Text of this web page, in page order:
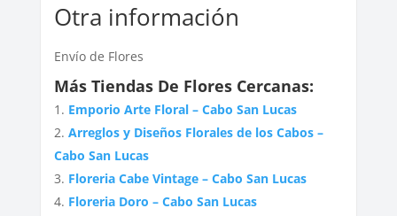
Otra información
Envío de Flores
Más Tiendas De Flores Cercanas:
Emporio Arte Floral – Cabo San Lucas
Arreglos y Diseños Florales de los Cabos –
Cabo San Lucas
Floreria Cabe Vintage – Cabo San Lucas
Floreria Doro – Cabo San Lucas